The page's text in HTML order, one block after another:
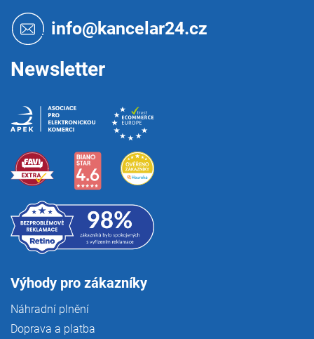
info@kancelar24.cz
Newsletter
Výhody pro zákazníky
Náhradní plnění
Doprava a platba